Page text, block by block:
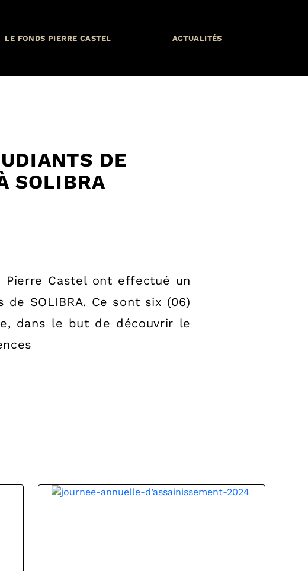
LE FONDS PIERRE CASTEL ACTUALITÉS
DE
SOLIBRA
Pierre Castel ont effectué un
SOLIBRA. Ce sont six (06)
dans le but de découvrir le